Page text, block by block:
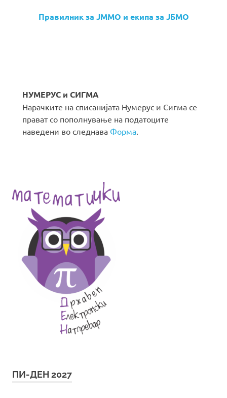
Правилник за ЈММО и екипа за ЈБМО
НУМЕРУС и СИГМА
Нарачките на списанијата Нумерус и Сигма се
прават со пополнување на податоците
наведени во следнава Форма
ПИ-ДЕН 2027